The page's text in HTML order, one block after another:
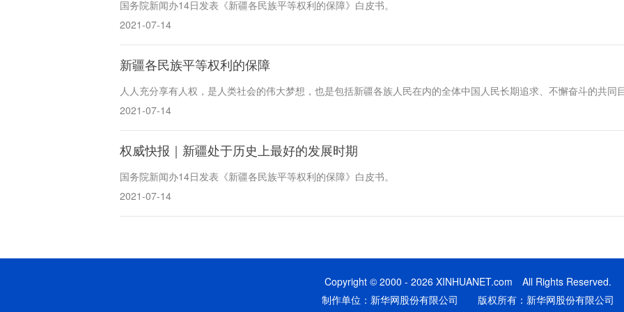
国务院新闻办14日发表《新疆各民族平等权利的保障》白皮书。
2021-07-14
新疆各民族平等权利的保障
人人充分享有人权，是人类社会的伟大梦想，也是包括新疆各族人民在内的全体中国人民长期追求、不懈奋斗的共同
2021-07-14
权威快报｜新疆处于历史上最好的发展时期
国务院新闻办14日发表《新疆各民族平等权利的保障》白皮书。
2021-07-14
Copyright © 2000 - 2026 XINHUANET.com All Rights Reserved.
制作单位：新华网股份有限公司 版权所有：新华网股份有限公司